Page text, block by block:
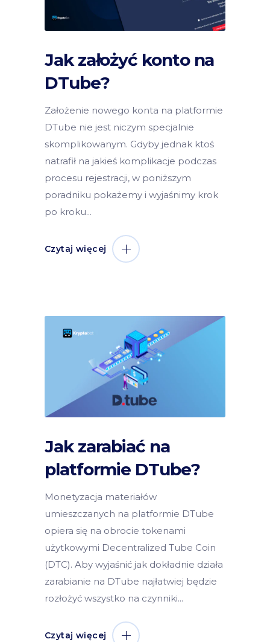
Jak założyć konto na
DTube?
Założenie nowego konta na platformie
DTube nie jest niczym specjalnie
skomplikowanym. Gdyby jednak ktoś
natrafił na jakieś komplikacje podczas
procesu rejestracji, w poniższym
poradniku pokażemy i wyjaśnimy krok
po kroku
Czytaj więcej
Jak zarabiać na
platformie DTube?
Monetyzacja materiałów
umieszczanych na platformie DTube
opiera się na obrocie tokenami
użytkowymi Decentralized Tube Coin
(DTC). Aby wyjaśnić jak dokładnie działa
zarabianie na DTube najłatwiej będzie
rozłożyć wszystko na czynniki
Czytaj więcej